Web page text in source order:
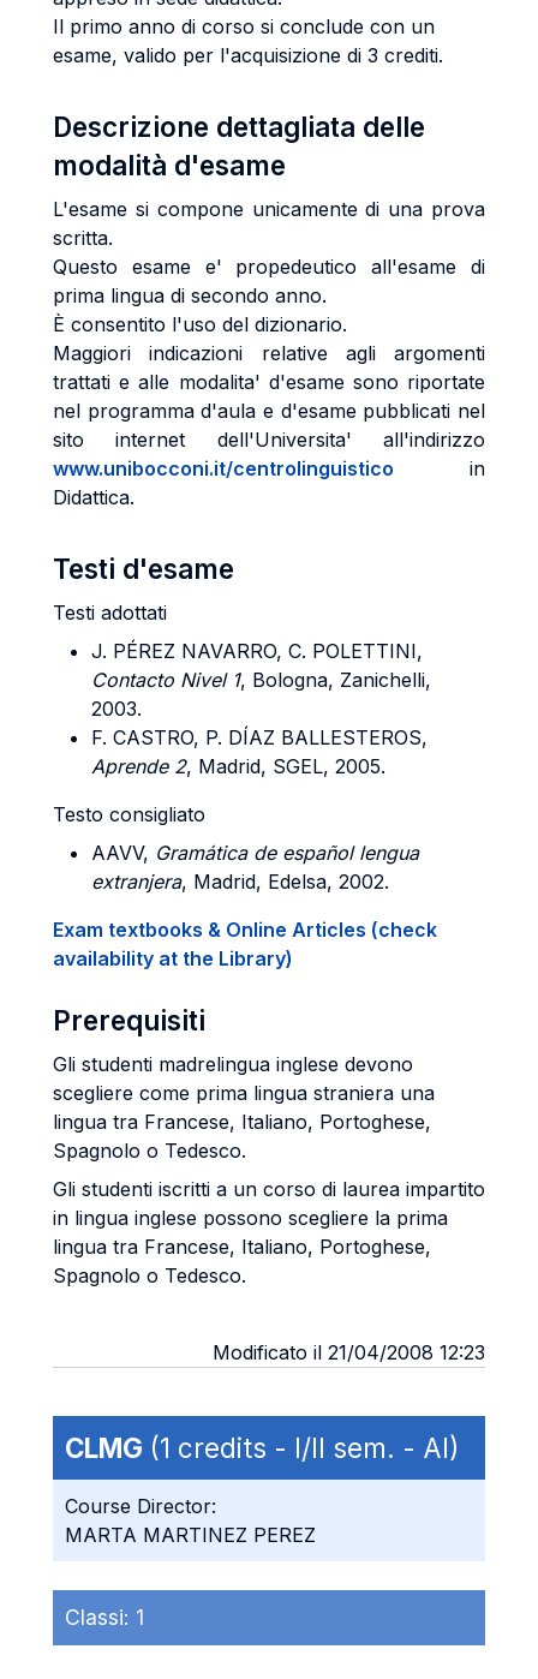
Il primo anno di corso si conclude con un
esame, valido per l'acquisizione di 3 crediti.
Descrizione dettagliata delle
modalità d'esame
L'esame si compone unicamente di una prova
scritta.
Questo esame e' propedeutico all'esame di
prima lingua di secondo anno.
È consentito l'uso del dizionario.
Maggiori indicazioni relative agli argomenti
trattati e alle modalita' d'esame sono riportate
nel programma d'aula e d'esame pubblicati nel
sito internet dell'Universita' all'indirizzo
www.unibocconi.it/centrolinguistico in
Didattica.
Testi d'esame
Testi adottati
J. PÉREZ NAVARRO, C. POLETTINI,
Contacto Nivel 1, Bologna, Zanichelli,
2003.
F. CASTRO, P. DÍAZ BALLESTEROS,
Aprende 2, Madrid, SGEL, 2005.
Testo consigliato
AAVV, Gramática de español lengua
extranjera, Madrid, Edelsa, 2002.
Exam textbooks & Online Articles (check
availability at the Library)
Prerequisiti
Gli studenti madrelingua inglese devono
scegliere come prima lingua straniera una
lingua tra Francese, Italiano, Portoghese,
Spagnolo o Tedesco.
Gli studenti iscritti a un corso di laurea impartito
in lingua inglese possono scegliere la prima
lingua tra Francese, Italiano, Portoghese,
Spagnolo o Tedesco.
Modificato il 21/04/2008 12:23
CLMG (1 credits - I/II sem. - AI)
Course Director:
MARTA MARTINEZ PEREZ
Classi: 1